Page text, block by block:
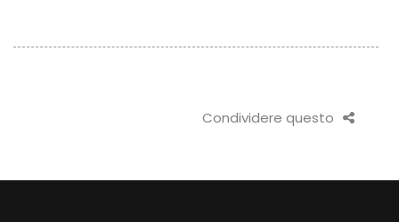
Condividere questo